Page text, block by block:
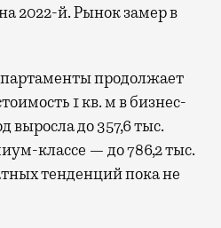
2022-й. Рынок замер в
продолжает
1 кв. м в бизнес-
выросла до 357,6 тыс.
классе — до 786,2 тыс.
тенденций пока не